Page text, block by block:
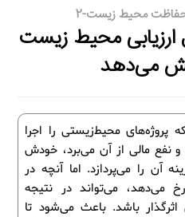
حفاظت محیط زیست-2
ارزیابی محیط زیست
می‌دهد
پروژه‌های محیط‌زیستی را اجرا
نفع مالی از آن می‌برد، خودش
آن را می‌پردازد. اما آنچه در
رخ می‌دهد، می‌تواند در نتیجه
اثرگذار باشد. باعث می‌شود تا